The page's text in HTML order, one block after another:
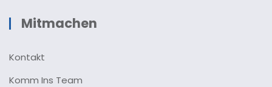
Mitmachen
Kontakt
Komm Ins Team